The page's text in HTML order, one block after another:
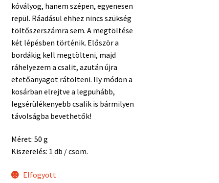
kóvályog, hanem szépen, egyenesen
repül. Ráadásul ehhez nincs szükség
töltőszerszámra sem. A megtöltése
két lépésben történik. Először a
bordákig kell megtölteni, majd
ráhelyezem a csalit, azután újra
etetőanyagot rátölteni. Ily módon a
kosárban elrejtve a legpuhább,
legsérülékenyebb csalik is bármilyen
távolságba bevethetők!
Méret: 50 g
Kiszerelés: 1 db / csom.
Elfogyott